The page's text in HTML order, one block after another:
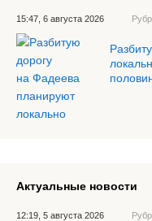
15:47, 6 августа 2026
Актуальные новости
12:19, 5 августа 2026